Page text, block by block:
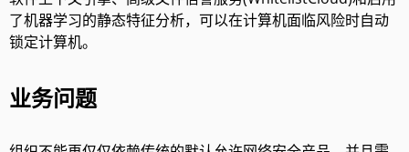
了机器学习的静态特征分析，可以在计算机面临风险时自动
锁定计算机。
业务问题